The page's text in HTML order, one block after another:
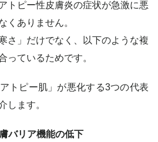
トピー性皮膚炎の症状が急激に悪
くありません。
さ」だけでなく、以下のような複
っているためです。
トピー肌」が悪化する3つの代表
します。
バリア機能の低下